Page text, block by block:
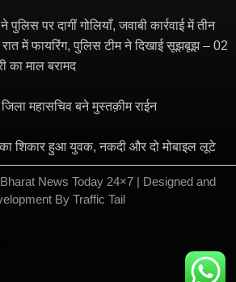
पुलिस पर दागीं गोलियाँ, जवाबी कार्रवाई में तीन
रात में फायरिंग, पुलिस टीम ने दिखाई सूझबूझ – 02
का माल बरामद
महासचिव बने मुस्तक़ीम राईन
शिकार हुआ युवक, नकदी और दो मोबाइल लूटे
News Today 24×7 | Designed and
By Traffic Tail